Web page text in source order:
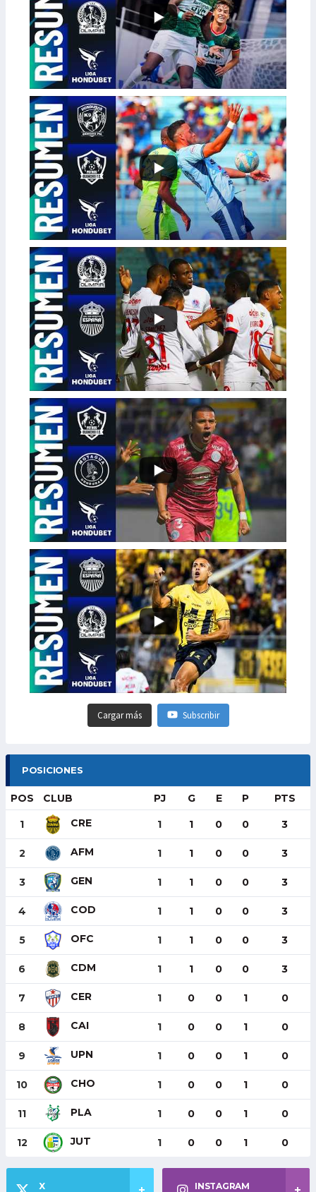
Cargar más Subscribir
POSICIONES
POS CLUB PJ G E P PTS
1 CRE 1 1 0 0 3
2 AFM 1 1 0 0 3
3 GEN 1 1 0 0 3
4 COD 1 1 0 0 3
5 OFC 1 1 0 0 3
6 CDM 1 1 0 0 3
7 CER 1 0 0 1 0
8 CAI 1 0 0 1 0
9 UPN 1 0 0 1 0
10 CHO 1 0 0 1 0
11 PLA 1 0 0 1 0
12 JUT 1 0 0 1 0
X INSTAGRAM